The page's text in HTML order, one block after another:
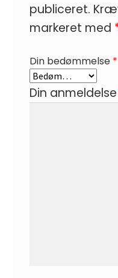
publiceret.
markeret med
Din bedømmelse *
Din anmeldelse